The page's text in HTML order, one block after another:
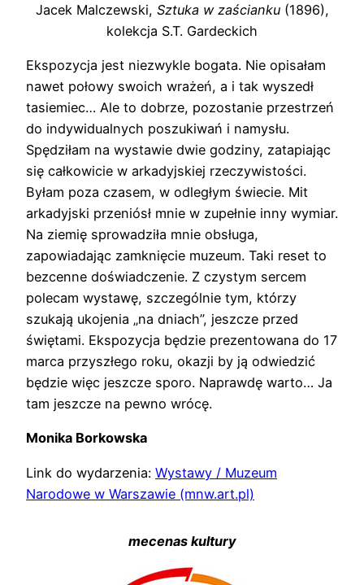
Jacek Malczewski, Sztuka w zaścianku(1896),
kolekcja S.T. Gardeckich
Ekspozycja jest niezwykle bogata. Nie opisałam
nawet połowy swoich wrażeń, a i tak wyszedł
tasiemiec… Ale to dobrze, pozostanie przestrzeń
do indywidualnych poszukiwań i namysłu.
Spędziłam na wystawie dwie godziny, zatapiając
się całkowicie w arkadyjskiej rzeczywistości.
Byłam poza czasem, w odległym świecie. Mit
arkadyjski przeniósł mnie w zupełnie inny wymiar.
Na ziemię sprowadziła mnie obsługa,
zapowiadając zamknięcie muzeum. Taki reset to
bezcenne doświadczenie. Z czystym sercem
polecam wystawę, szczególnie tym, którzy
szukają ukojenia „na dniach”, jeszcze przed
świętami. Ekspozycja będzie prezentowana do 17
marca przyszłego roku, okazji by ją odwiedzić
będzie więc jeszcze sporo. Naprawdę warto… Ja
tam jeszcze na pewno wrócę.
Monika Borkowska
Link do wydarzenia: Wystawy / Muzeum
Narodowe w Warszawie (mnw.art.pl)
mecenas kultury